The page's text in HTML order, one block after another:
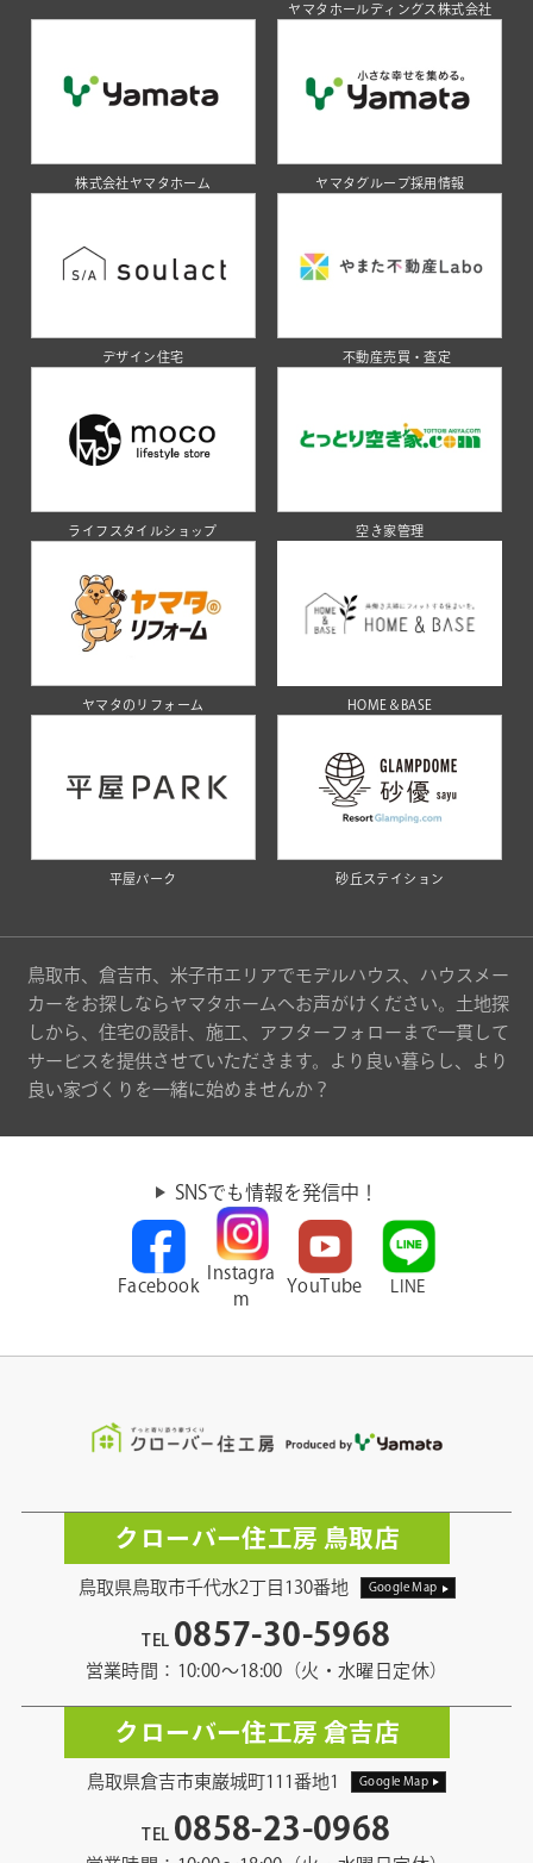
ヤマタホールディングス株式会社
株式会社ヤマタホーム ヤマタグループ採用情報
デザイン住宅 不動産売買・査定
ライフスタイルショップ 空き家管理
ヤマタのリフォーム HOME＆BASE
平屋パーク 砂丘ステイション
鳥取市、倉吉市、米子市エリアでモデルハウス、ハウスメー
カーをお探しならヤマタホームへお声がけください。土地探
しから、住宅の設計、施工、アフターフォローまで一貫して
サービスを提供させていただきます。より良い暮らし、より
良い家づくりを一緒に始めませんか？
SNSでも情報を発信中！
Facebook
Instagra
m
YouTube LINE
クローバー住工房 鳥取店
鳥取県鳥取市千代水2丁目130番地 Google Map
TEL 0857-30-5968
営業時間：10:00〜18:00（火・水曜日定休）
クローバー住工房 倉吉店
鳥取県倉吉市東巌城町111番地1 Google Map
TEL 0858-23-0968